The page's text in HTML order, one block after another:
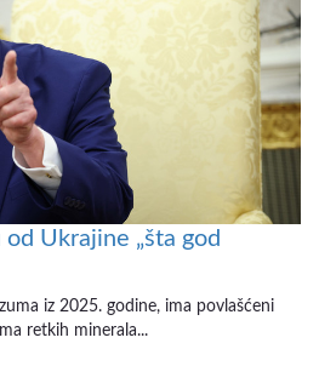
Ukrajine „šta god
iz 2025. godine, ima povlašćeni
retkih minerala...